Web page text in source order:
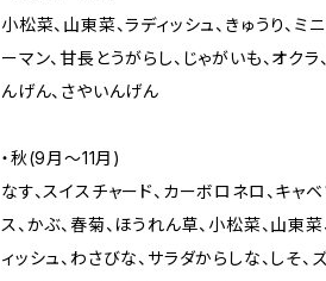
小松菜、山東菜、ラディッシュ、きゅうり、ミ
ーマン、甘長とうがらし、じゃがいも、オク
んげん、さやいんげん
・秋(9月～11月)
なす、スイスチャード、カーボロネロ、キャベ
ス、かぶ、春菊、ほうれん草、小松菜、山東
ィッシュ、わさびな、サラダからしな、しそ、